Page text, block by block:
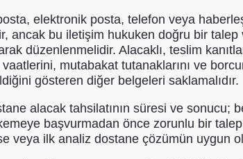
elektronik posta, telefon veya
ancak bu iletişim hukuken doğru bir
düzenlenmelidir. Alacaklı, teslim
vaatlerini, mutabakat tutanaklarını ve
gösteren diğer belgeleri saklamalıdır.
alacak tahsilatının süresi ve sonucu;
başvurmadan önce zorunlu bir
veya ilk analiz dostane çözümün uygun